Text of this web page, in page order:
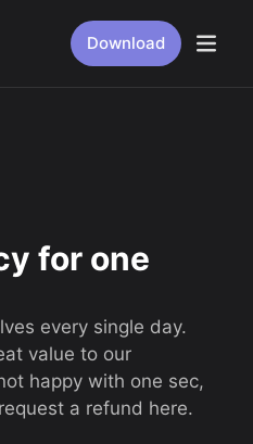
Download
for one
every single day.
value to our
happy with one sec,
a refund here.